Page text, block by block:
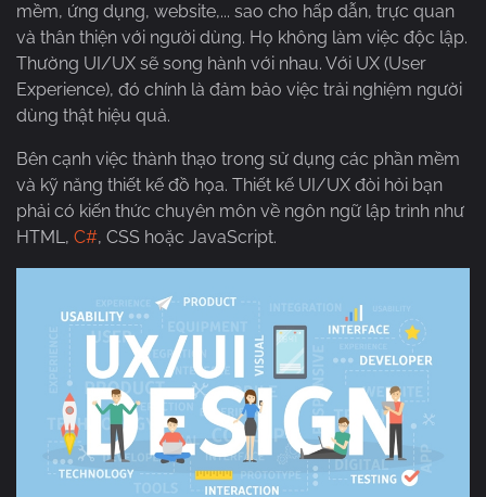
mềm, ứng dụng, website,... sao cho hấp dẫn, trực quan
và thân thiện với người dùng. Họ không làm việc độc lập.
Thường UI/UX sẽ song hành với nhau. Với UX (User
Experience), đó chính là đảm bảo việc trải nghiệm người
dùng thật hiệu quả.
Bên cạnh việc thành thạo trong sử dụng các phần mềm
và kỹ năng thiết kế đồ họa. Thiết kế UI/UX đòi hỏi bạn
phải có kiến thức chuyên môn về ngôn ngữ lập trình như
HTML, C#, CSS hoặc JavaScript.